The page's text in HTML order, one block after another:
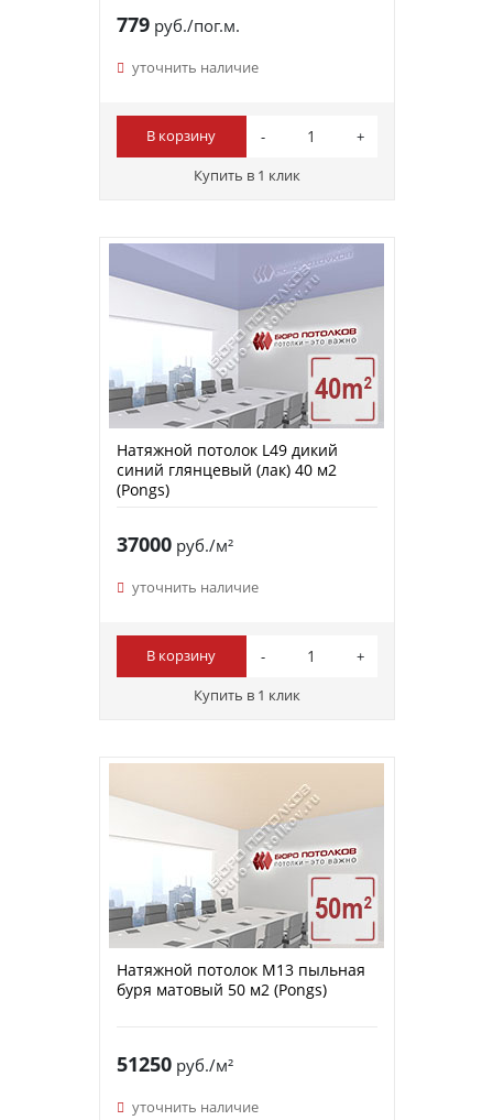
779руб./пог.м.
уточнить наличие
В корзину
Купить в 1 клик
Натяжной потолок L49 дикий
синий глянцевый (лак) 40 м2
(Pongs)
37000руб./м²
уточнить наличие
В корзину
Купить в 1 клик
Натяжной потолок M13 пыльная
буря матовый 50 м2 (Pongs)
51250руб./м²
уточнить наличие